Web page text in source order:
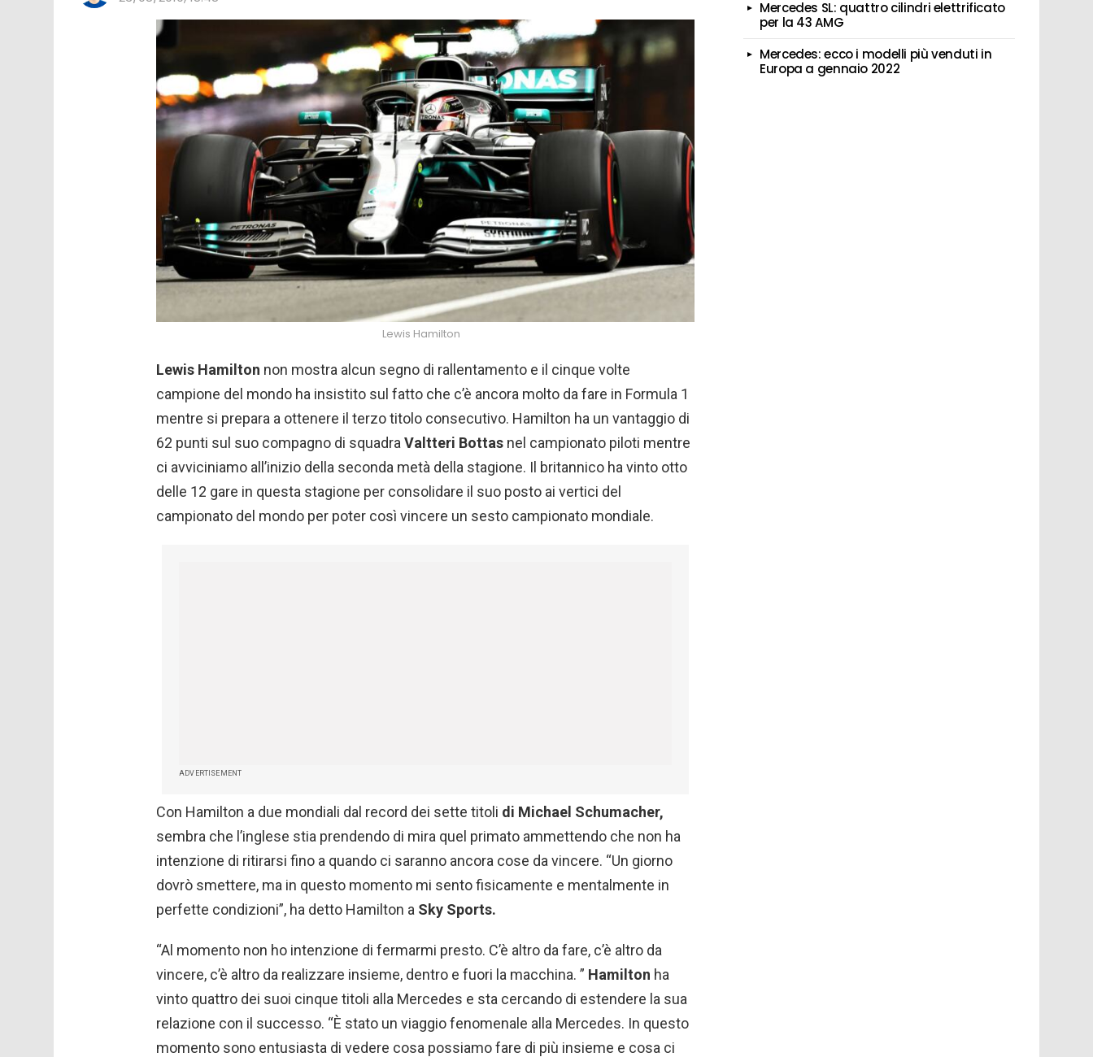
Lewis Hamilton
Lewis Hamilton non mostra alcun segno di rallentamento e il cinque volte
campione del mondo ha insistito sul fatto che c’è ancora molto da fare in Formula 1
mentre si prepara a ottenere il terzo titolo consecutivo. Hamilton ha un vantaggio di
62 punti sul suo compagno di squadra Valtteri Bottas nel campionato piloti mentre
ci avviciniamo all’inizio della seconda metà della stagione. Il britannico ha vinto otto
delle 12 gare in questa stagione per consolidare il suo posto ai vertici del
campionato del mondo per poter così vincere un sesto campionato mondiale.
ADVERTISEMENT
Con Hamilton a due mondiali dal record dei sette titoli di Michael Schumacher,
sembra che l’inglese stia prendendo di mira quel primato ammettendo che non ha
intenzione di ritirarsi fino a quando ci saranno ancora cose da vincere. “Un giorno
dovrò smettere, ma in questo momento mi sento fisicamente e mentalmente in
perfette condizioni”, ha detto Hamilton a Sky Sports.
“Al momento non ho intenzione di fermarmi presto. C’è altro da fare, c’è altro da
vincere, c’è altro da realizzare insieme, dentro e fuori la macchina. ” Hamilton ha
vinto quattro dei suoi cinque titoli alla Mercedes e sta cercando di estendere la sua
relazione con il successo. “È stato un viaggio fenomenale alla Mercedes. In questo
momento sono entusiasta di vedere cosa possiamo fare di più insieme e cosa ci
Mercedes SL: quattro cilindri elettrificato
per la 43 AMG
Mercedes: ecco i modelli più venduti in
Europa a gennaio 2022